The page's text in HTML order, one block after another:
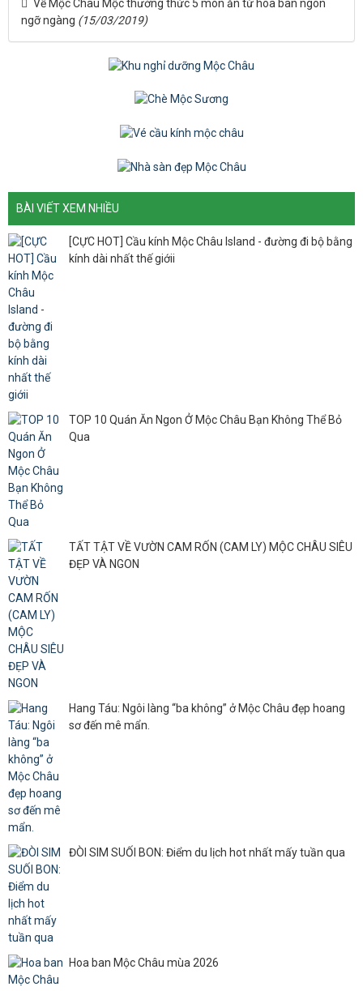
Về Mộc Châu Mộc thưởng thức 5 món ăn từ hoa ban ngon
ngỡ ngàng (15/03/2019)
BÀI VIẾT XEM NHIỀU
[CỰC HOT] Cầu kính Mộc Châu Island - đường đi bộ bằng
kính dài nhất thế giớii
TOP 10 Quán Ăn Ngon Ở Mộc Châu Bạn Không Thể Bỏ
Qua
TẤT TẬT VỀ VƯỜN CAM RỐN (CAM LY) MỘC CHÂU SIÊU
ĐẸP VÀ NGON
Hang Táu: Ngôi làng “ba không” ở Mộc Châu đẹp hoang
sơ đến mê mẩn.
ĐÒI SIM SUỐI BON: Điểm du lịch hot nhất mấy tuần qua
Hoa ban Mộc Châu mùa 2026